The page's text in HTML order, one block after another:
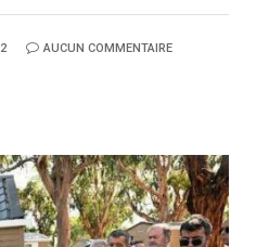
AUCUN COMMENTAIRE